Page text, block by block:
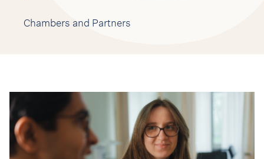
Chambers and Partners